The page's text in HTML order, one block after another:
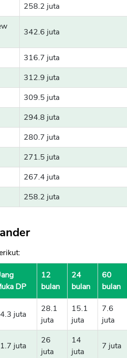
258.2 juta
342.6 juta
316.7 juta
312.9 juta
309.5 juta
294.8 juta
280.7 juta
271.5 juta
267.4 juta
258.2 juta
DP
12
bulan
24
bulan
60
bulan
juta
28.1
juta
15.1
juta
7.6
juta
juta
26
juta
14
juta
7 juta